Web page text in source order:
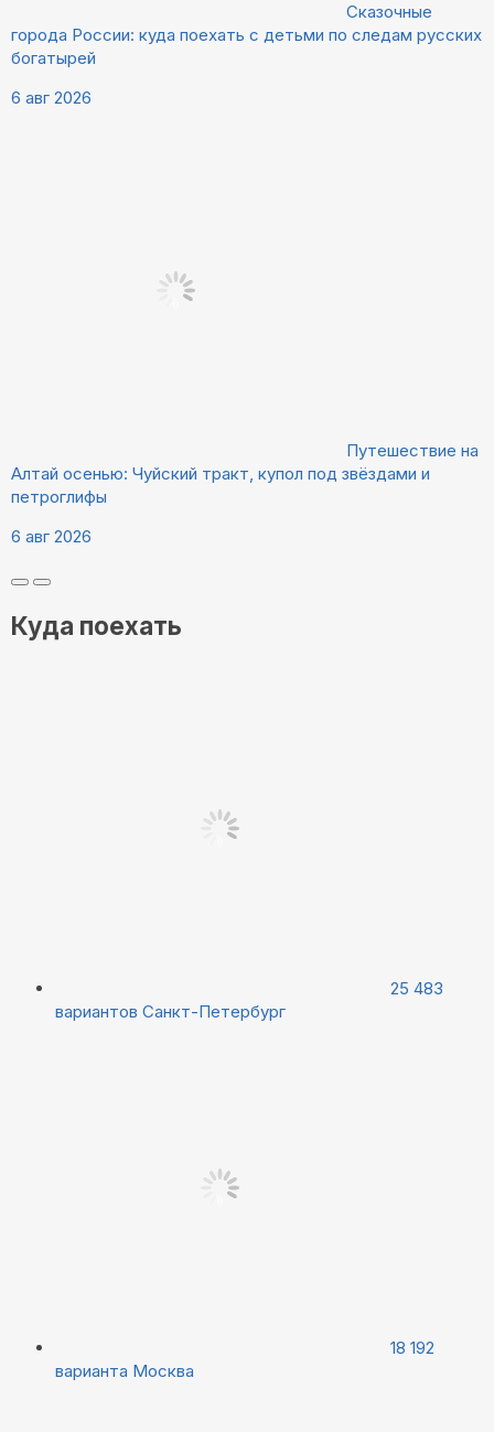
Сказочные
города России: куда поехать с детьми по следам русских
богатырей
6 авг 2026
Путешествие на
Алтай осенью: Чуйский тракт, купол под звёздами и
петроглифы
6 авг 2026
Куда поехать
25 483
вариантов Санкт-Петербург
18 192
варианта Москва